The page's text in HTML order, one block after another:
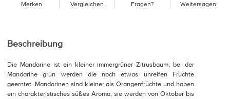
Merken Vergleichen Fragen? Weitersagen
Beschreibung
Die Mandarine ist ein kleiner immergrüner Zitrusbaum; bei der
Mandarine grün werden die noch etwas unreifen Früchte
geerntet. Mandarinen sind kleiner als Orangenfrüchte und haben
ein charakteristisches süßes Aroma, sie werden von Oktober bis